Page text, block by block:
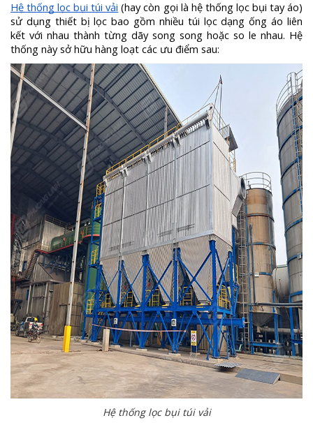
Hệ thống lọc bụi túi vải (hay còn gọi là hệ thống lọc bụi tay áo)
sử dụng thiết bị lọc bao gồm nhiều túi lọc dạng ống áo liên
kết với nhau thành từng dãy song song hoặc so le nhau. Hệ
thống này sở hữu hàng loạt các ưu điểm sau:
Hệ thống lọc bụi túi vải